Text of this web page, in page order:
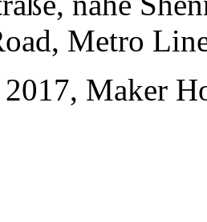
Metro
Maker